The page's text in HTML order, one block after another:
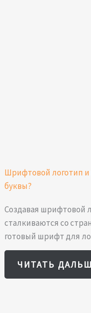
Шрифтовой логотип
буквы?
Создавая шрифтовой
сталкиваются со
готовый шрифт для
ЧИТАТЬ